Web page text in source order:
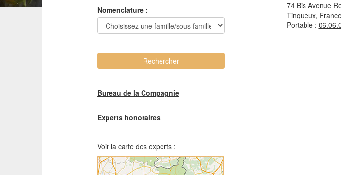
Nomenclature :
Rechercher
Bureau de la Compagnie
Experts honoraires
Voir la carte des experts :
74 Bis Avenue
Tinqueux, France
Portable :